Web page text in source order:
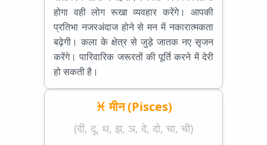
होगा वही लोग रूखा व्यवहार करेंगे। आपकी
प्रतिभा नजरअंदाज होने से मन में नकारात्मकता
बढ़ेगी। कला के क्षेत्र से जुड़े जातक नए सृजन
करेंगे। पारिवारिक जरूरतों की पूर्ति करने में देरी
हो सकती है।
♓ मीन (Pisces)
(दी, दू, थ, झ, ञ, दे, दो, चा, ची)